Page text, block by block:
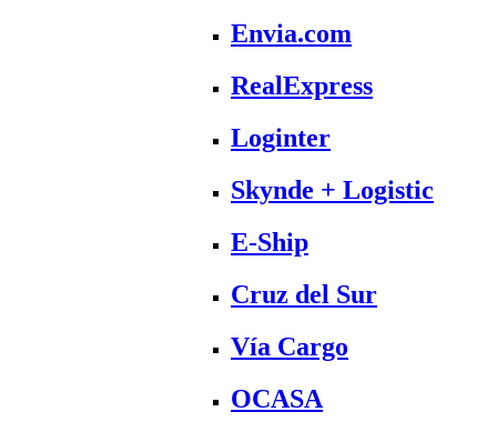
Envia.com
RealExpress
Loginter
Skynde + Logistic
E-Ship
Cruz del Sur
Vía Cargo
OCASA